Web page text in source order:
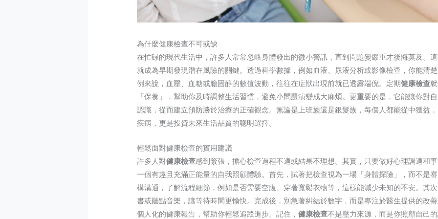
為什麼健康檢查不可或缺
在忙碌的現代生活中，許多人常常忽略身體發出的微小警訊，直到問題變嚴重才後悔莫及。
就成為早期發現潛在風險的關鍵。透過科學數據，例如血液、尿液分析或影像檢查，你能清
例來說，血壓、血糖或膽固醇的數值波動，往往在症狀出現前就已透露端倪。定期健康檢查
「保養」，幫助你及時調整生活習慣，避免小問題演變成大麻煩。更重要的是，它能讓你對
認識，從而建立預防勝於治療的正確觀念。無論是上班族還是銀髮族，每個人都能從中獲益
疾病，更是投資未來生活品質的聰明選擇。
輕鬆面對健康檢查的實用建議
許多人對健康檢查感到緊張，擔心檢查過程不適或結果不理想。其實，只要做好心理調適和
一個有趣且充滿正能量的自我照顧體驗。首先，試著把檢查視為一場「身體探險」，而不是
構溝通，了解流程細節，例如是否需要空腹、穿著寬鬆衣物等，這樣能減少未知的不安。其
書或聽點音樂，讓等待時間更愉快。完成後，別急著糾結於數字，而是專注於醫生提供的改
個人化的健康報告，幫助你輕鬆追蹤進步。記住，健康檢查不是壓力來源，而是你照顧自己